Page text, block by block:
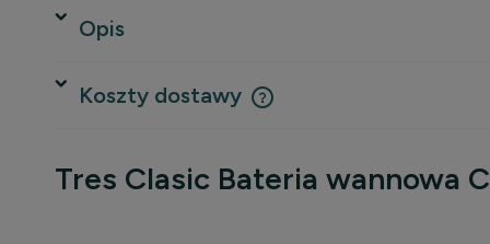
Opis
Koszty dostawy
Cena nie zawiera ewentualnych
płatności
Tres Clasic Bateria wannowa